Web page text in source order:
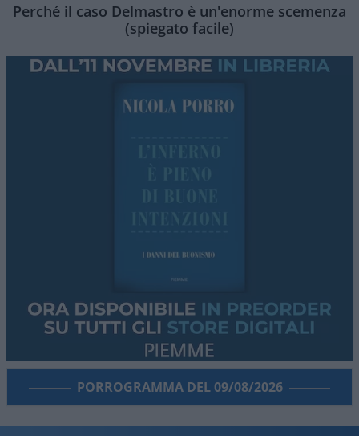
Perché il caso Delmastro è un'enorme scemenza
(spiegato facile)
PORROGRAMMA DEL 09/08/2026